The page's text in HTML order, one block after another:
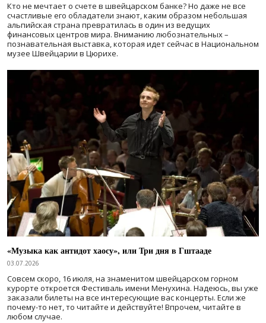
Кто не мечтает о счете в швейцарском банке? Но даже не все
счастливые его обладатели знают, каким образом небольшая
альпийская страна превратилась в один из ведущих
финансовых центров мира. Вниманию любознательных –
познавательная выставка, которая идет сейчас в Национальном
музее Швейцарии в Цюрихе.
«Музыка как антидот хаосу», или Три дня в Гштааде
03.07.2026
Совсем скоро, 16 июля, на знаменитом швейцарском горном
курорте откроется Фестиваль имени Менухина. Надеюсь, вы уже
заказали билеты на все интересующие вас концерты. Если же
почему-то нет, то читайте и действуйте! Впрочем, читайте в
любом случае.